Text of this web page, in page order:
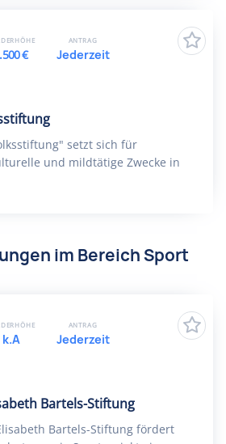
setzt sich für
und mildtätige Zwecke in
€
ANTRAG
Jederzeit
im Bereich Sport
Bartels-Stiftung
Bartels-Stiftung fördert
k.A
ANTRAG
Jederzeit